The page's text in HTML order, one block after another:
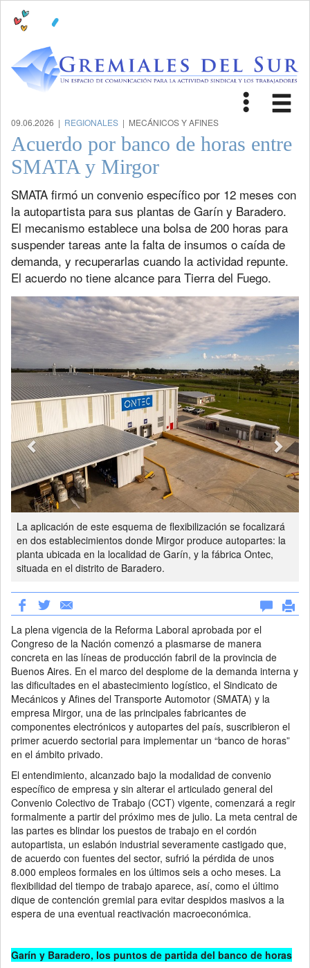
Toggle
09.06.2026 | REGIONALES | MECÁNICOS Y AFINES
Acuerdo por banco de horas entre
SMATA y Mirgor
SMATA firmó un convenio específico por 12 meses con
la autopartista para sus plantas de Garín y Baradero.
El mecanismo establece una bolsa de 200 horas para
suspender tareas ante la falta de insumos o caída de
demanda, y recuperarlas cuando la actividad repunte.
El acuerdo no tiene alcance para Tierra del Fuego.
La aplicación de este esquema de flexibilización se focalizará
en dos establecimientos donde Mirgor produce autopartes: la
planta ubicada en la localidad de Garín, y la fábrica Ontec,
situada en el distrito de Baradero.
Previous Next
La plena vigencia de la Reforma Laboral aprobada por el
Congreso de la Nación comenzó a plasmarse de manera
concreta en las líneas de producción fabril de la provincia de
Buenos Aires. En el marco del desplome de la demanda interna y
las dificultades en el abastecimiento logístico, el Sindicato de
Mecánicos y Afines del Transporte Automotor (SMATA) y la
empresa Mirgor, una de las principales fabricantes de
componentes electrónicos y autopartes del país, suscribieron el
primer acuerdo sectorial para implementar un “banco de horas”
en el ámbito privado.
El entendimiento, alcanzado bajo la modalidad de convenio
específico de empresa y sin alterar el articulado general del
Convenio Colectivo de Trabajo (CCT) vigente, comenzará a regir
formalmente a partir del próximo mes de julio. La meta central de
las partes es blindar los puestos de trabajo en el cordón
autopartista, un eslabón industrial severamente castigado que,
de acuerdo con fuentes del sector, sufrió la pérdida de unos
8.000 empleos formales en los últimos seis a ocho meses. La
flexibilidad del tiempo de trabajo aparece, así, como el último
dique de contención gremial para evitar despidos masivos a la
espera de una eventual reactivación macroeconómica.
Garín y Baradero, los puntos de partida del banco de horas